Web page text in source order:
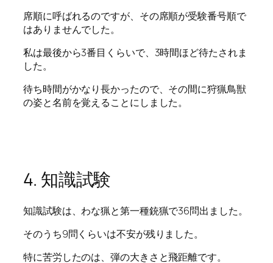
席順に呼ばれるのですが、その席順が受験番号順で
はありませんでした。
私は最後から3番目くらいで、3時間ほど待たされま
した。
待ち時間がかなり長かったので、その間に狩猟鳥獣
の姿と名前を覚えることにしました。
4. 知識試験
知識試験は、わな猟と第一種銃猟で36問出ました。
そのうち9問くらいは不安が残りました。
特に苦労したのは、弾の大きさと飛距離です。